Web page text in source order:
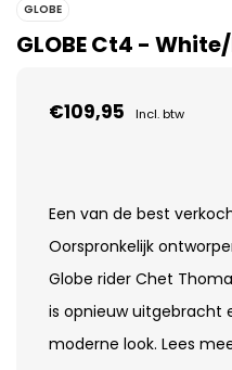
GLOBE
GLOBE Ct4 -
€109,95 Incl. btw
Een van de best
Oorspronkelijk
Globe rider Chet
is opnieuw uitgebracht
moderne look. Lees